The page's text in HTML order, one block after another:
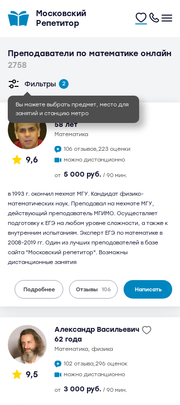
Московский
Репетитор
Преподаватели по математике онлайн
2758
Вы можете выбрать предмет, место для
занятий и станцию метро
Фильтры 2
9,6
Сахавет Маилович
58 лет
математика
106 отзывов,223 оценки
можно дистанционно
от 5 000 руб. / 90 мин.
в 1993 г. окончил мехмат МГУ. Кандидат физико-
математических наук. Преподавал на мехмате МГУ,
действующий преподаватель МГИМО. Осуществляет
подготовку к ЕГЭ на любом уровне сложности, а также к
внутренним испытаниям. Эксперт ЕГЭ по математике в
2008-2019 гг. Один из лучших преподавателей в базе
сайта "Московский репетитор". Возможны
дистанционные занятия
Подробнее Отзывы 106 Написать
9,5
Александр Васильевич
62 года
математика, физика
102 отзыва,296 оценок
можно дистанционно
от 3 000 руб. / 90 мин.